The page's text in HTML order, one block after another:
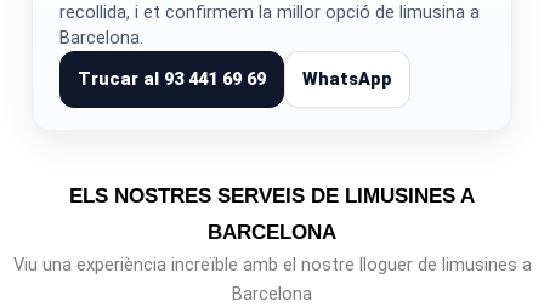
recollida, i et confirmem la millor opció de limusina a
Barcelona.
Trucar al 93 441 69 69
WhatsApp
ELS NOSTRES SERVEIS DE LIMUSINES A
BARCELONA
Viu una experiència increïble amb el nostre lloguer de limusines a
Barcelona